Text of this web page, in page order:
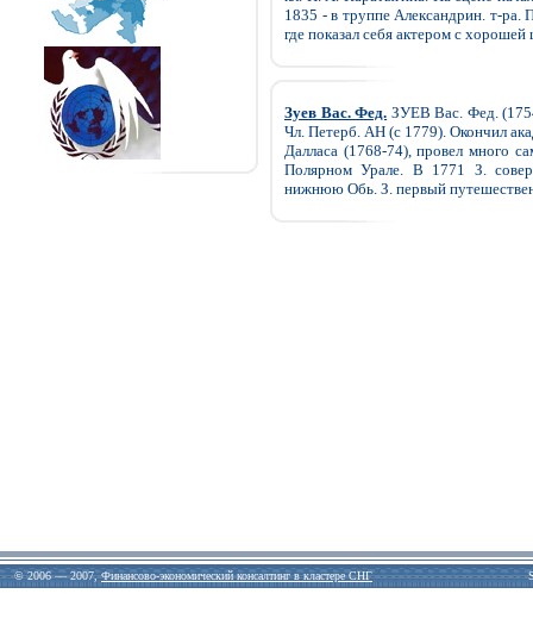
1835 - в труппе Александрин. т-ра.
где показал себя актером с
Зуев Вас. Фед. ЗУЕВ Вас. Фед.
Чл. Петерб. АН (с 1779). Окончил
Далласа (1768-74), провел много
Полярном Урале. В 1771 З.
нижнюю Обь. З. первый
© 2006 — 2007,Финансово-экономический консалтинг в кластере СНГ